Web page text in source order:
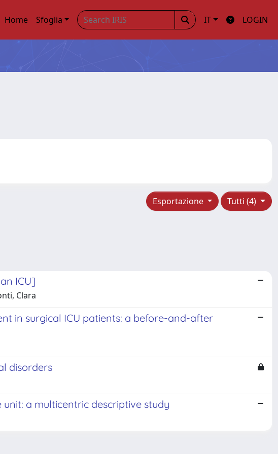
Home Sfoglia IT LOGIN
Tutti (4)
Esportazione
ICU]
Clara
in surgical ICU patients: a before-and-after
disorders
a multicentric descriptive study